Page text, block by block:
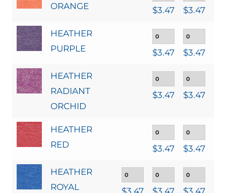
ORANGE
$3.47 $3.47
HEATHER
PURPLE
$3.47 $3.47
HEATHER
RADIANT
ORCHID
$3.47 $3.47
HEATHER
RED
$3.47 $3.47
HEATHER
ROYAL
$3.47 $3.47 $3.47